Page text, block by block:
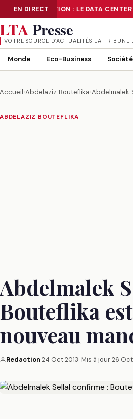
EN DIRECT
NUMÉRISATION : LE DATA CENTER
NUMÉRISATION : LE DATA CENTER
LTAPresse
VOTRE SOURCE D’ACTUALITÉS LA TRIBUNE
Monde Eco-Business Société
Accueil›Abdelaziz Bouteflika›Abdelmalek
ABDELAZIZ BOUTEFLIKA
Abdelmalek
Bouteflika
nouveau
Redaction·24 Oct 2013· Mis à jour26 Oct